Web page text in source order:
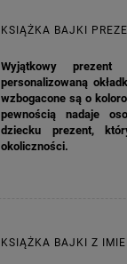
KSIĄŻKA BAJKI
Wyjątkowy
personalizowaną
wzbogacone są o
pewnością nadaje
dziecku prezent,
okoliczności.
KSIĄŻKA BAJKI Z